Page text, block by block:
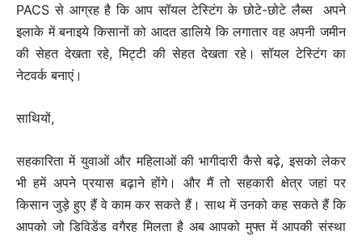
PACS से आग्रह है कि आप सॉयल टेस्टिंग के छोटे-छोटे लैब्स अपने
इलाके में बनाइये किसानों को आदत डालिये कि लगातार वह अपनी जमीन
की सेहत देखता रहे, मिट्टी की सेहत देखता रहे। सॉयल टेस्टिंग का
नेटवर्क बनाएं।
साथियों,
सहकारिता में युवाओं और महिलाओं की भागीदारी कैसे बढ़े, इसको लेकर
भी हमें अपने प्रयास बढ़ाने होंगे। और मैं तो सहकारी क्षेत्र जहां पर
किसान जुड़े हुए हैं वे काम कर सकते हैं। साथ में उनको कह सकते हैं कि
आपको जो डिविडेंड वगैरह मिलता है अब आपको मुफ्त में आपकी संस्था